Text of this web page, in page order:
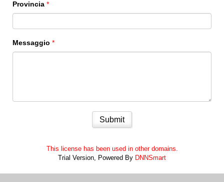
Provincia *
Messaggio *
Submit
This license has been used in other domains.
Trial Version, Powered By DNNSmart